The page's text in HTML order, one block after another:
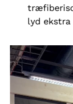
lyd ekstra